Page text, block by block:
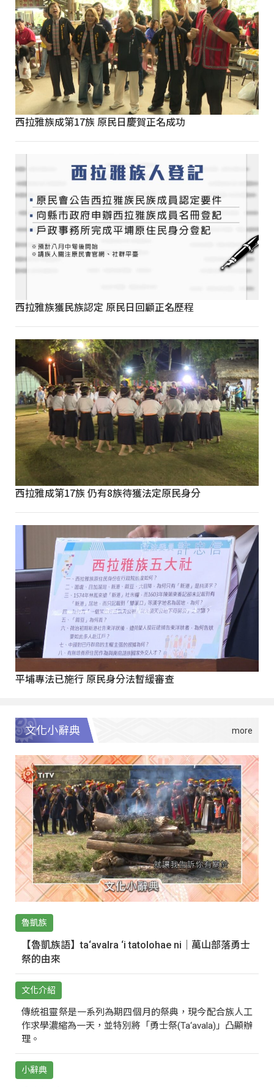
西拉雅族成第17族 原民日慶賀正名成功
西拉雅族獲民族認定 原民日回顧正名歷程
西拉雅成第17族 仍有8族待獲法定原民身分
平埔專法已施行 原民身分法暫緩審查
文化小辭典
魯凱族
【魯凱族語】ta‘avalra ‘i tatolohae ni｜萬山部落勇士
祭的由來
文化介紹
傳統祖靈祭是一系列為期四個月的祭典，現今配合族人工
作求學濃縮為一天，並特別將「勇士祭(Ta‘avala)」凸顯辦
理。
小辭典